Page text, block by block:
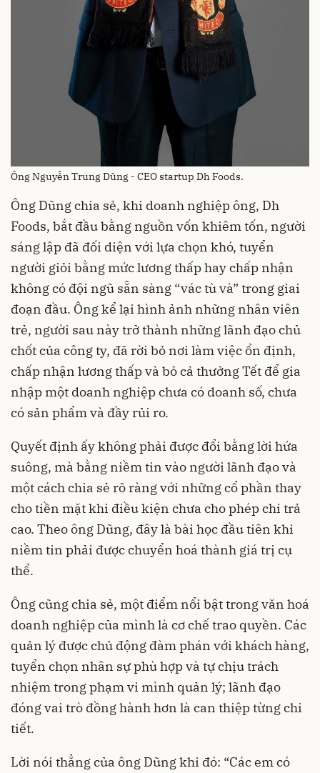
Ông Nguyễn Trung Dũng - CEO startup Dh Foods.
Ông Dũng chia sẻ, khi doanh nghiệp ông, Dh
Foods, bắt đầu bằng nguồn vốn khiêm tốn, người
sáng lập đã đối diện với lựa chọn khó, tuyển
người giỏi bằng mức lương thấp hay chấp nhận
không có đội ngũ sẵn sàng “vác tù và” trong giai
đoạn đầu. Ông kể lại hình ảnh những nhân viên
trẻ, người sau này trở thành những lãnh đạo chủ
chốt của công ty, đã rời bỏ nơi làm việc ổn định,
chấp nhận lương thấp và bỏ cả thưởng Tết để gia
nhập một doanh nghiệp chưa có doanh số, chưa
có sản phẩm và đầy rủi ro.
Quyết định ấy không phải được đổi bằng lời hứa
suông, mà bằng niềm tin vào người lãnh đạo và
một cách chia sẻ rõ ràng với những cổ phần thay
cho tiền mặt khi điều kiện chưa cho phép chi trả
cao. Theo ông Dũng, đây là bài học đầu tiên khi
niềm tin phải được chuyển hoá thành giá trị cụ
thể.
Ông cũng chia sẻ, một điểm nổi bật trong văn hoá
doanh nghiệp của mình là cơ chế trao quyền. Các
quản lý được chủ động đàm phán với khách hàng,
tuyển chọn nhân sự phù hợp và tự chịu trách
nhiệm trong phạm vi mình quản lý; lãnh đạo
đóng vai trò đồng hành hơn là can thiệp từng chi
tiết.
Lời nói thẳng của ông Dũng khi đó: “Các em có